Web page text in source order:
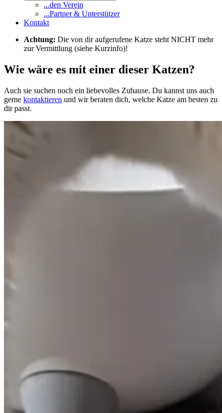
...den Verein
...Partner & Unterstützer
Kontakt
Achtung: Die von dir aufgerufene Katze steht NICHT mehr
zur Vermittlung (siehe Kurzinfo)!
Wie wäre es mit einer dieser Katzen?
Auch sie suchen noch ein liebevolles Zuhause. Du kannst uns auch
gerne kontaktieren und wir beraten dich, welche Katze am besten zu
dir passt.